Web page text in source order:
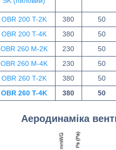
OBR 200 T-2K 380 50
OBR 200 T-4K
380 50
OBR 260 M-2K
230 50
OBR 260 M-4K
230 50
OBR 260 T-2K
380 50
OBR 260 T-4K
380 50
Аеродинаміка